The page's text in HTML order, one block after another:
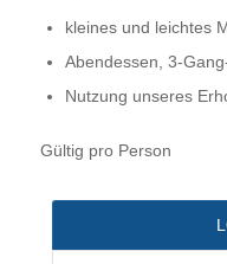
kleines und leichtes
Abendessen, 3-
Nutzung unseres
Gültig pro Person